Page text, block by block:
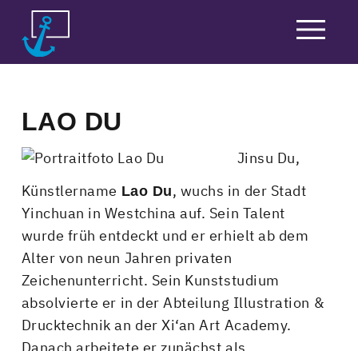
content
LAO DU
Jinsu Du,
Künstlername Lao Du, wuchs in der Stadt
Yinchuan in Westchina auf. Sein Talent
wurde früh entdeckt und er erhielt ab dem
Alter von neun Jahren privaten
Zeichenunterricht. Sein Kunststudium
absolvierte er in der Abteilung Illustration &
Drucktechnik an der Xi‘an Art Academy.